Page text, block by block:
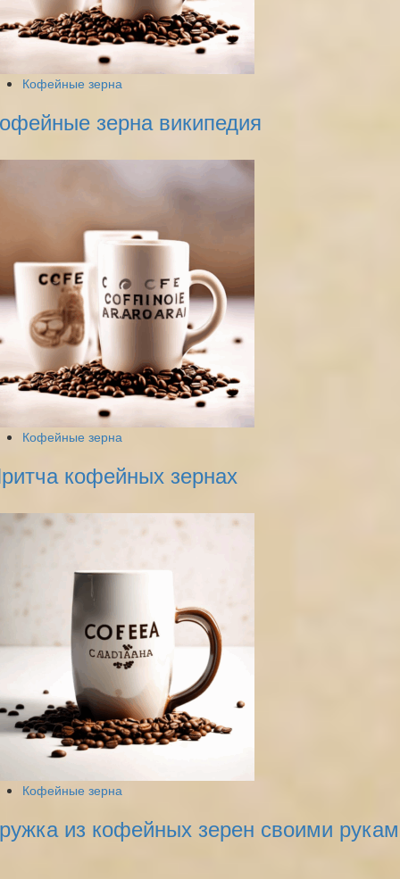
Кофейные зерна
зерна википедия
Кофейные зерна
кофейных зернах
Кофейные зерна
из кофейных зерен своими